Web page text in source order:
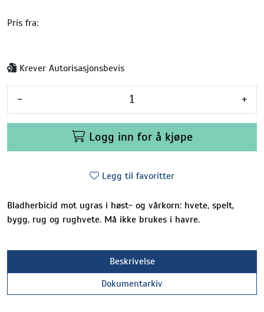
Pris fra:
Krever Autorisasjonsbevis
- +
Logg inn for å kjøpe
Legg til favoritter
Bladherbicid mot ugras i høst- og vårkorn: hvete, spelt,
bygg, rug og rughvete. Må ikke brukes i havre.
Beskrivelse
Dokumentarkiv
Driftsmidler